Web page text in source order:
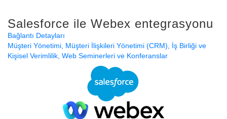
Salesforce ile Webex entegrasyonu
Bağlantı Detayları
Müşteri Yönetimi Müşteri İlişkileri Yönetimi (CRM)
İş Birliği ve
Kişisel Verimlilik Web Seminerleri ve Konferanslar